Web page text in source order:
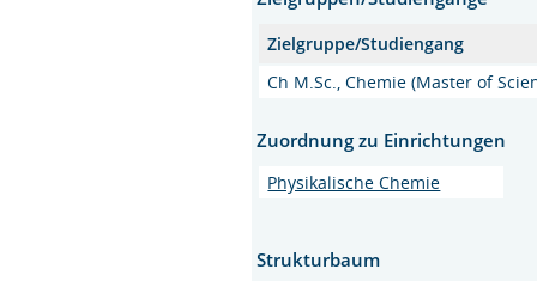
Zielgruppe/Studiengang
Ch M.Sc., Chemie (Master of
Zuordnung zu Einrichtungen
Physikalische Chemie
Strukturbaum